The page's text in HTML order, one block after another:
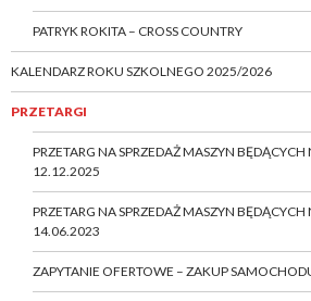
PATRYK ROKITA – CROSS COUNTRY
KALENDARZ ROKU SZKOLNEGO 2025/2026
PRZETARGI
PRZETARG NA SPRZEDAŻ MASZYN
12.12.2025
PRZETARG NA SPRZEDAŻ MASZYN
14.06.2023
ZAPYTANIE OFERTOWE – ZAKUP